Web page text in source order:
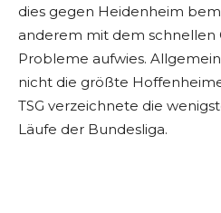
dies gegen Heidenheim
anderem mit dem schnellen
Probleme aufwies.
nicht die größte
TSG verzeichnete die
Läufe der Bundesliga.